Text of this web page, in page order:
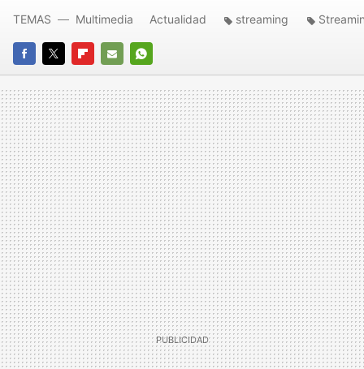
FACEBOOK
TWITTERFLIPBOARD
E-
MAIL
WHATSAPP
TEMAS Multimedia Actualidad streaming